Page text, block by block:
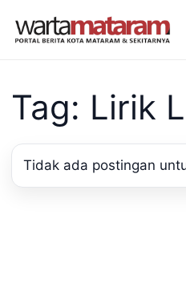
Tag: Lirik
Tidak ada postingan